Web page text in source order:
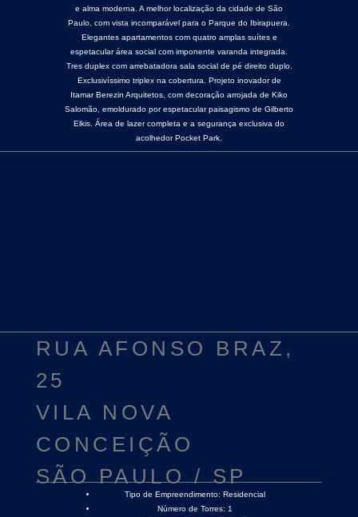
e alma moderna. A melhor localização da cidade de São
Paulo, com vista incomparável para o Parque do Ibirapuera.
Elegantes apartamentos com quatro amplas suítes e
espetacular área social com imponente varanda integrada.
Tres duplex com arrebatadora sala social de pé direito duplo.
Exclusivíssimo triplex na cobertura. Projeto inovador de
Itamar Berezin Arquitetos, com decoração arrojada de Kiko
Salomão, emoldurado por espetacular paisagismo de Gilberto
Elkis. Área de lazer completa e a segurança exclusiva do
acolhedor Pocket Park.
RUA AFONSO BRAZ,
25
VILA NOVA
CONCEIÇÃO
SÃO PAULO / SP
Tipo de Empreendimento: Residencial
Número de Torres: 1